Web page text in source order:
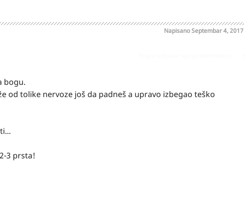
NapisanoSeptembar 4, 2017
bogu.
od tolike nervoze još da padneš a upravo izbegao teško
3 prsta!